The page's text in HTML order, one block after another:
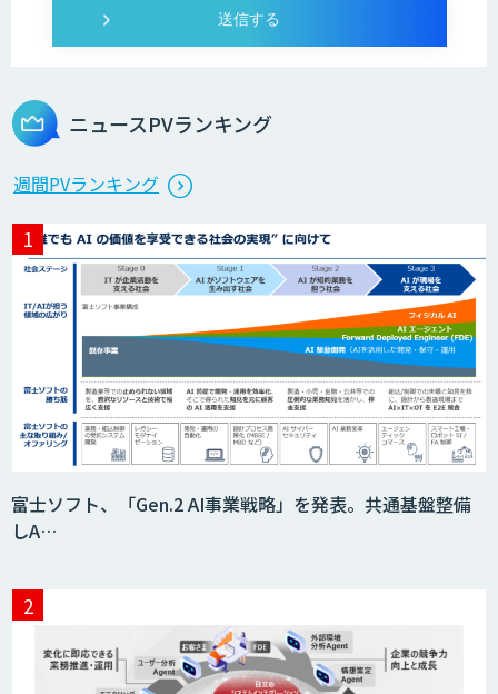
生成AI活用 1day ブートキャンプ
データ分析エージェント
「AI課題の⽬利き」コンサルティングサ
ービス
タ収集・作成
ニュースPVランキング
週間PVランキング
富士ソフト、「Gen.2 AI事業戦略」を発表。共通基盤整備
しA…